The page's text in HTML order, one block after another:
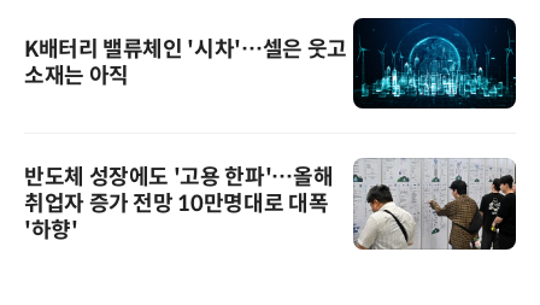
K배터리 밸류체인 '시차'…셀은 웃고
소재는 아직
반도체 성장에도 '고용 한파'…올해
취업자 증가 전망 10만명대로 대폭
'하향'